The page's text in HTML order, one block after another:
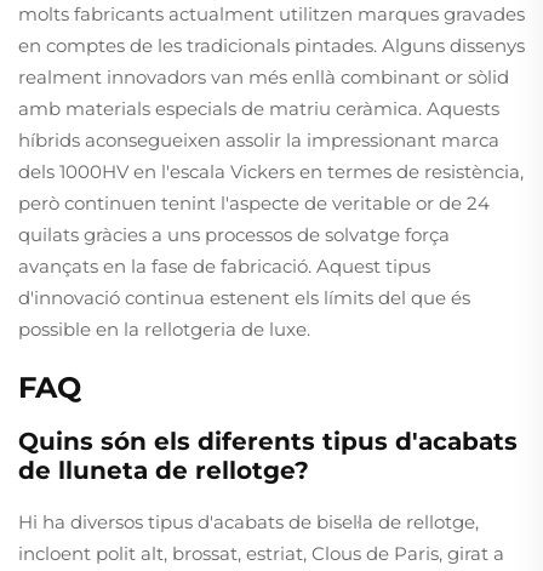
molts fabricants actualment utilitzen marques gravades
en comptes de les tradicionals pintades. Alguns dissenys
realment innovadors van més enllà combinant or sòlid
amb materials especials de matriu ceràmica. Aquests
híbrids aconsegueixen assolir la impressionant marca
dels 1000HV en l'escala Vickers en termes de resistència,
però continuen tenint l'aspecte de veritable or de 24
quilats gràcies a uns processos de solvatge força
avançats en la fase de fabricació. Aquest tipus
d'innovació continua estenent els límits del que és
possible en la rellotgeria de luxe.
FAQ
Quins són els diferents tipus d'acabats
de lluneta de rellotge?
Hi ha diversos tipus d'acabats de bisel·la de rellotge,
incloent polit alt, brossat, estriat, Clous de Paris, girat a